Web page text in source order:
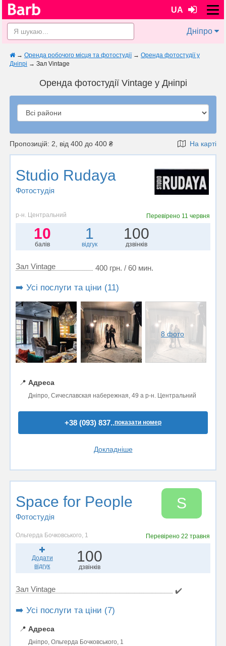
UA
Дніпро
→ Оренда робочого місця та фотостудії → Оренда фотостудії у
Дніпрі → Зал Vintage
Оренда фотостудії Vintage у Дніпрі
Пропозицій: 2, від 400 до 400 ₴ На карті
Studio Rudaya
Фотостудiя
р-н. Центральний Перевірено 11 червня
10
балів
1
відгук
100
дзвінків
Зал Vintage 400 грн. / 60 мин.
➡️ Усі послуги та ціни (11)
8 фото
📍 Адреса
Дніпро, Сичеславская набережная, 49 а р-н. Центральний
+38 (093) 837..показати номер
Докладніше
Space for People
Фотостудiя
S
Ольгерда Бочковського, 1 Перевірено22 травня
Додати
відгук
100
дзвінків
Зал Vintage ✔️
➡️ Усі послуги та ціни (7)
📍 Адреса
Дніпро, Ольгерда Бочковського, 1